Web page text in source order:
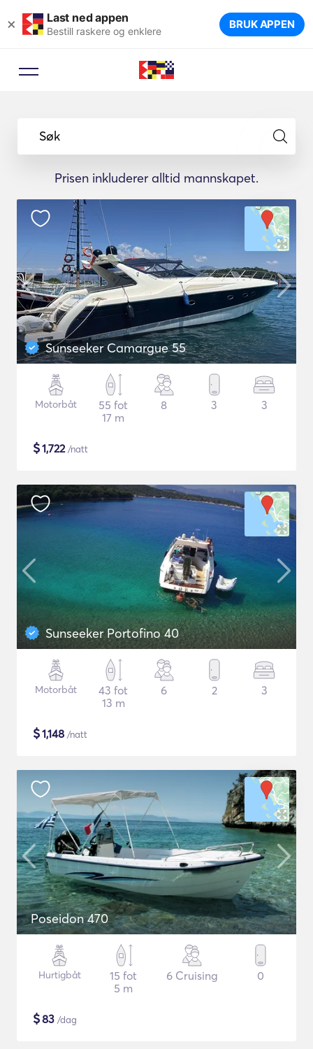
× Last ned appen
Bestill raskere og enklere BRUK APPEN
Søk
Prisen inkluderer alltid mannskapet.
Sunseeker Camargue 55
Motorbåt
55 fot
17 m
8 3 3
$1,722/natt
Sunseeker Portofino 40
Motorbåt
43 fot
13 m
6 2 3
$1,148 /natt
Poseidon 470
Hurtigbåt
15 fot
5 m
6 Cruising 0
$83 /dag